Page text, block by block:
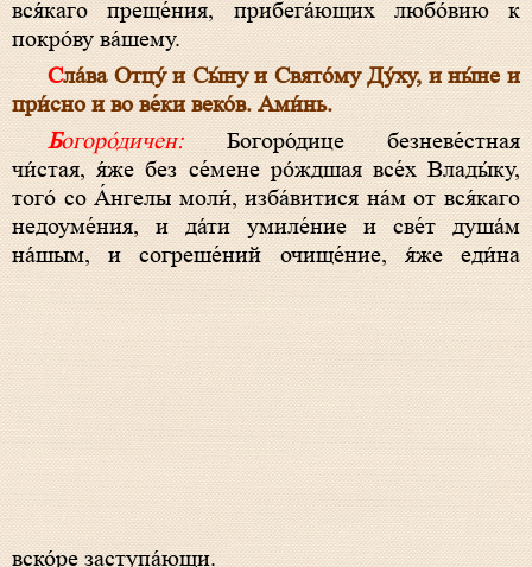
вся́каго преще́ния, прибега́ющих любо́вию к
покро́ву ва́шему.
Сла́ва Отцу́ и Сы́ну и Свято́му Ду́ху, и ны́не и
при́сно и во ве́ки веко́в. Ами́нь.
Богоро́дичен:Богоро́дице безневе́стная
чи́стая, я́же без се́мене ро́ждшая все́х Влады́ку,
того́ со А́нгелы моли́, изба́витися на́м от вся́каго
недоуме́ния, и да́ти умиле́ние и све́т душа́м
на́шым, и согреше́ний очище́ние, я́же еди́на
вско́ре заступа́ющи.